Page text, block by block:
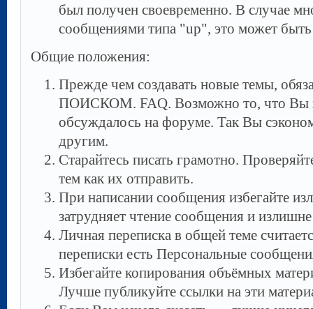
был получен своевременно. В случае
сообщениями типа "up", это может быть
Общие положения:
Прежде чем создавать новые темы,
ПОИСКОМ. FAQ. Возможно то, что Вы
обсуждалось на форуме. Так Вы
другим.
Старайтесь писать грамотно.
тем как их отправить.
При написании сообщения избегайте
затрудняет чтение сообщения и
Личная переписка в общей теме
переписки есть Персональные
Избегайте копирования объёмных
Лучше публикуйте ссылки на эти